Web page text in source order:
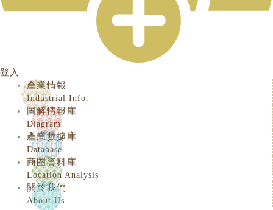
登入
產業情報
Industrial Info.
圖解情報庫
Diagram
產業數據庫
Database
商圈資料庫
Location Analysis
關於我們
About Us